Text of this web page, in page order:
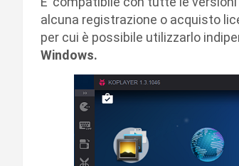
alcuna registrazione o acquisto
per cui è possibile utilizzarlo
Windows.